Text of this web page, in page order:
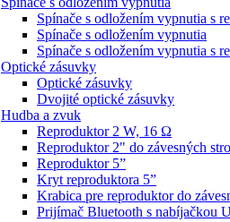
Spínače s odložením vypnutia s
Spínače s odložením vypnutia
Spínače s odložením vypnutia s
Optické zásuvky
Optické zásuvky
Dvojité optické zásuvky
Hudba a zvuk
Reproduktor 2 W, 16 Ω
Reproduktor 2" do závesných
Reproduktor 5”
Kryt reproduktora 5”
Krabica pre reproduktor do
Prijímač Bluetooth s nabíjačkou